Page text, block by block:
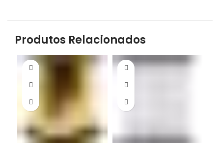
Produtos Relacionados